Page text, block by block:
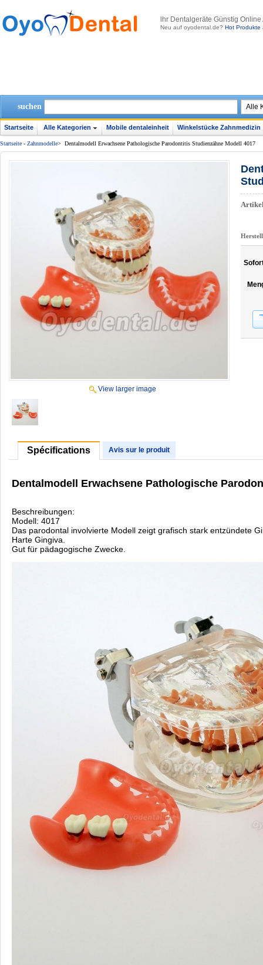
lhr Dentalgeräte Günstig
Neu auf oyodental.de? Hot Produkte
suchen
Startseite Alle Kategorien Mobile dentaleinheit Winkelstücke Zahnmedizin
Startseite - Zahnmodelle> Dentalmodell Erwachsene Pathologische Parodontitis Studienzähne Modell 4017
View larger image
Spécifications Avis sur le produit
Dentalmodell Erwachsene Pathologische
Beschreibungen:
Modell: 4017
Das parodontal involvierte Modell zeigt grafisch stark entzündete
Harte Gingiva.
Gut für pädagogische Zwecke.